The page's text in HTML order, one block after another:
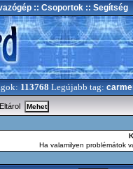
:: Csoportok :: Segítség
113768 Legújabb tag:
Eltárol
Ha valamilyen problémátok